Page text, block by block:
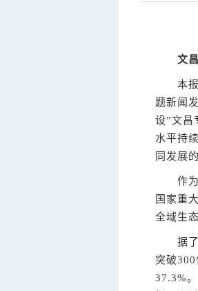
文昌
本报海
题新闻
设”文昌
水平持
同发展
作为中
国家重
全域生
据了解
突破
37.3%